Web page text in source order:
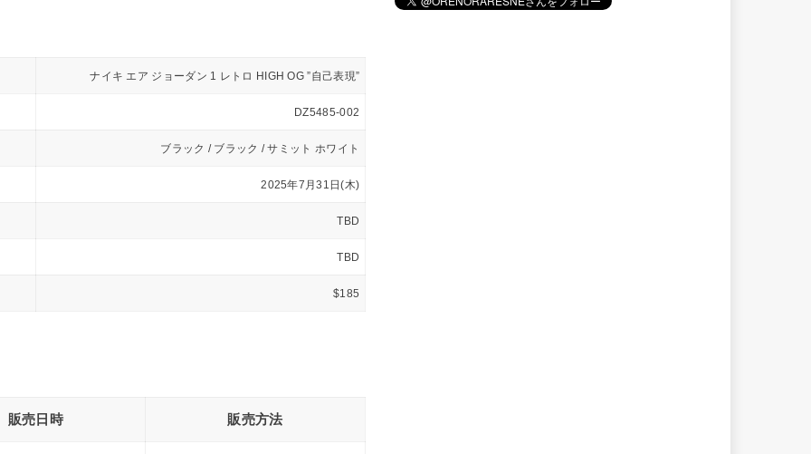
ナイキ エア ジョーダン 1 レトロ HIGH OG ”自己表現”
DZ5485-002
ブラック / ブラック / サミット ホワイト
2025年7月31日(木)
TBD
TBD
$185
販売日時 販売方法